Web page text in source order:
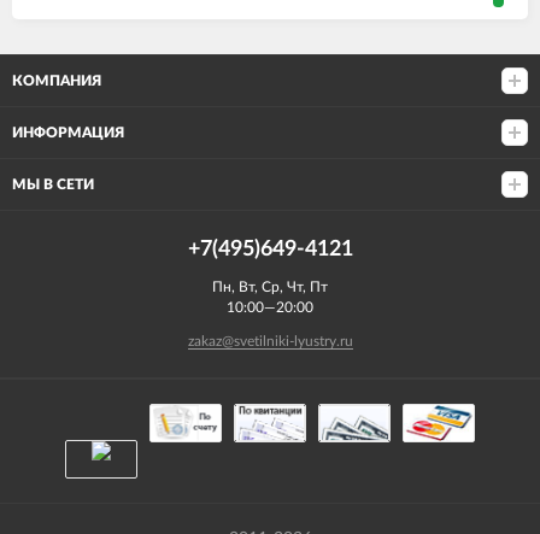
КОМПАНИЯ
ИНФОРМАЦИЯ
МЫ В СЕТИ
+7(495)649-4121
Пн, Вт, Ср, Чт, Пт
10:00—20:00
zakaz@svetilniki-lyustry.ru